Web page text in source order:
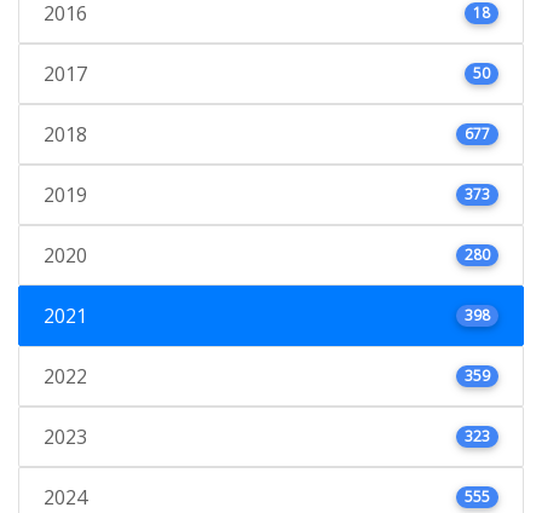
2016 18
2017 50
2018 677
2019 373
2020 280
2021 398
2022 359
2023 323
2024 555